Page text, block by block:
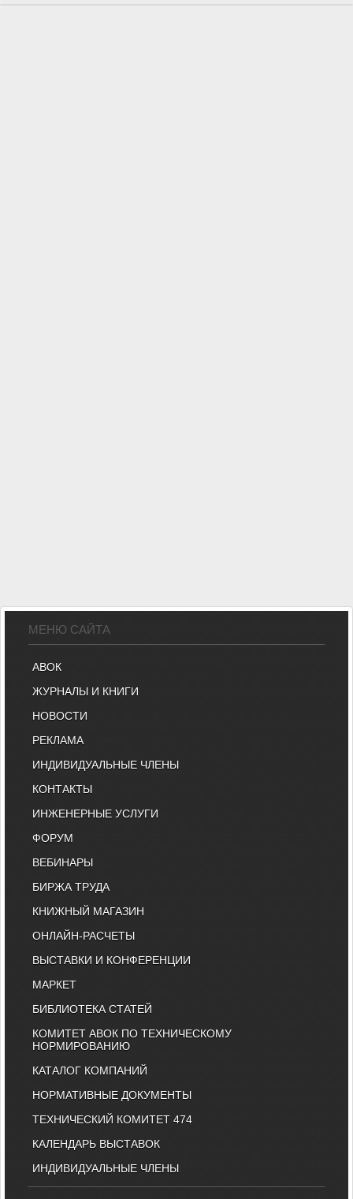
МЕНЮ САЙТА
АВОК
ЖУРНАЛЫ И КНИГИ
НОВОСТИ
РЕКЛАМА
ИНДИВИДУАЛЬНЫЕ ЧЛЕНЫ
КОНТАКТЫ
ИНЖЕНЕРНЫЕ УСЛУГИ
ФОРУМ
ВЕБИНАРЫ
БИРЖА ТРУДА
КНИЖНЫЙ МАГАЗИН
ОНЛАЙН-РАСЧЕТЫ
ВЫСТАВКИ И КОНФЕРЕНЦИИ
МАРКЕТ
БИБЛИОТЕКА СТАТЕЙ
КОМИТЕТ АВОК ПО ТЕХНИЧЕСКОМУ
НОРМИРОВАНИЮ
КАТАЛОГ КОМПАНИЙ
НОРМАТИВНЫЕ ДОКУМЕНТЫ
ТЕХНИЧЕСКИЙ КОМИТЕТ 474
КАЛЕНДАРЬ ВЫСТАВОК
ИНДИВИДУАЛЬНЫЕ ЧЛЕНЫ